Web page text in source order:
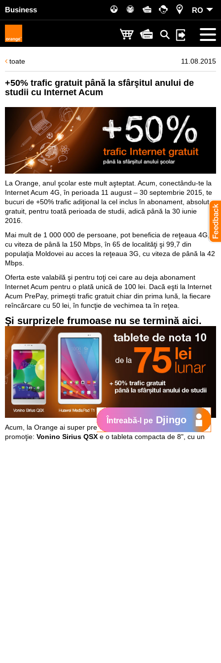
Business RO
toate 11.08.2015
+50% trafic gratuit până la sfârşitul anului de
studii cu Internet Acum
La Orange, anul şcolar este mult aşteptat. Acum, conectându-te la
Internet Acum 4G, în perioada 11 august – 30 septembrie 2015, te
bucuri de +50% trafic adiţional la cel inclus în abonament, absolut
gratuit, pentru toată perioada de studii, adică până la 30 iunie
2016.
Mai mult de 1 000 000 de persoane, pot beneficia de reţeaua 4G,
cu viteza de până la 150 Mbps, în 65 de localităţi şi 99,7 din
populaţia Moldovei au acces la reţeaua 3G, cu viteza de până la 42
Mbps.
Oferta este valabilă şi pentru toţi cei care au deja abonament
Internet Acum pentru o plată unică de 100 lei. Dacă eşti la Internet
Acum PrePay, primeşti trafic gratuit chiar din prima lună, la fiecare
reîncărcare cu 50 lei, în funcţie de vechimea ta în reţea.
Şi surprizele frumoase nu se termină aici.
Acum, la Orange ai super preţ şi ofertă în rate
la tabletele din
promoţie: Vonino Sirius QSX e o tableta compacta de 8", cu un
Întreabă-l pe Djingo